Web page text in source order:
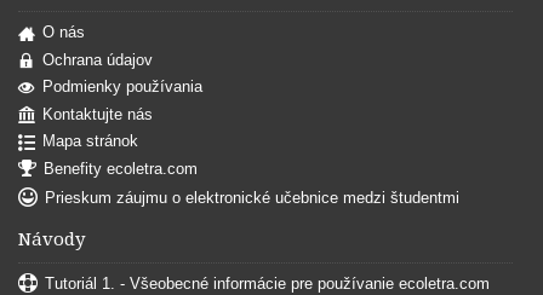
O nás
Ochrana údajov
Podmienky používania
Kontaktujte nás
Mapa stránok
Benefity ecoletra.com
Prieskum záujmu o elektronické učebnice medzi študentmi
Návody
Tutoriál 1. - Všeobecné informácie pre používanie ecoletra.com